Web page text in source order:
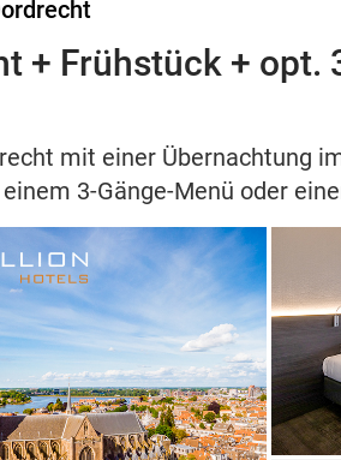
+ Frühstück + opt.
mit einer Übernachtung
3-Gänge-Menü oder